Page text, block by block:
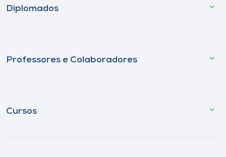
Diplomados
Professores e Colaboradores
Cursos